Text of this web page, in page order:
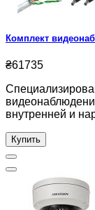
Комплект
₴61735
внутренней и
Купить